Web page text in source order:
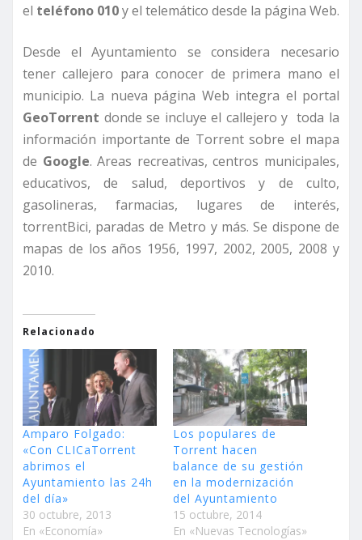
el teléfono 010y el telemático desde la página Web.
Desde el Ayuntamiento se considera necesario
tener callejero para conocer de primera mano el
municipio. La nueva página Web integra el portal
GeoTorrent donde se incluye el callejero y toda la
información importante de Torrent sobre el mapa
de Google. Areas recreativas, centros municipales,
educativos, de salud, deportivos y de culto,
gasolineras, farmacias, lugares de interés,
torrentBici, paradas de Metro y más. Se dispone de
mapas de los años 1956, 1997, 2002, 2005, 2008 y
2010.
Relacionado
Amparo Folgado:
«Con CLICaTorrent
abrimos el
Ayuntamiento las 24h
del día»
30 octubre, 2013
En «Economía»
Los populares de
Torrent hacen
balance de su gestión
en la modernización
del Ayuntamiento
15 octubre, 2014
En «Nuevas Tecnologías»